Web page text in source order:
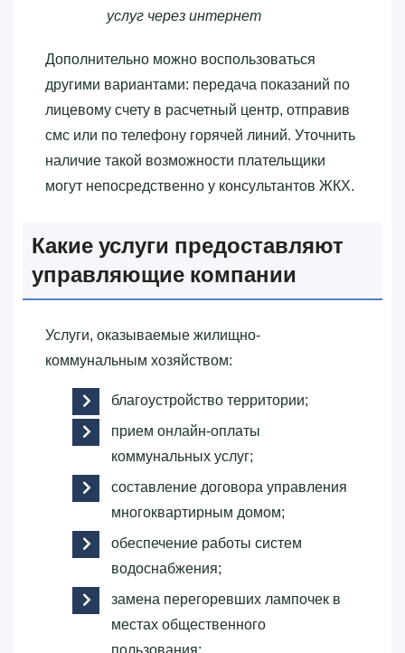
услуг через интернет
Дополнительно можно воспользоваться
другими вариантами: передача показаний по
лицевому счету в расчетный центр, отправив
смс или по телефону горячей линий. Уточнить
наличие такой возможности плательщики
могут непосредственно у консультантов ЖКХ.
Какие услуги предоставляют
управляющие компании
Услуги, оказываемые жилищно-
коммунальным хозяйством:
благоустройство территории;
прием онлайн-оплаты
коммунальных услуг;
составление договора управления
многоквартирным домом;
обеспечение работы систем
водоснабжения;
замена перегоревших лампочек в
местах общественного